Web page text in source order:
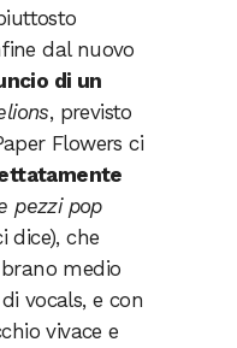
dal nuovo
di un
, previsto
Flowers ci
pezzi pop
dice), che
medio
vocals, e con
vivace e